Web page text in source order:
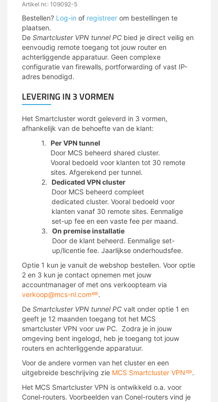
Artikel nr.: 109092-5
Bestellen? Log-in of registreer om bestellingen te
plaatsen.
De Smartcluster VPN tunnel PC bied je direct veilig en
eenvoudig remote toegang tot jouw router en
achterliggende apparatuur. Geen complexe
configuratie van firewalls, portforwarding of vast IP-
adres benodigd.
LEVERING IN 3 VORMEN
Het Smartcluster wordt geleverd in 3 vormen,
afhankelijk van de behoefte van de klant:
Per VPN tunnel
Door MCS beheerd shared cluster.
Vooral bedoeld voor klanten tot 30 remote
sites. Afgerekend per tunnel.
Dedicated VPN cluster
Door MCS beheerd compleet
dedicated cluster. Vooral bedoeld voor
klanten vanaf 30 remote sites. Eenmalige
set-up fee en een vaste fee per maand.
On premise installatie
Door de klant beheerd. Eenmalige set-
up/licentie fee. Jaarlijkse onderhoudsfee.
Optie 1 kun je vanuit de webshop bestellen. Voor optie
2 en 3 kun je contact opnemen met jouw
accountmanager of met ons verkoopteam via
verkoop@mcs-nl.com
.
De Smartcluster VPN tunnel PC valt onder optie 1 en
geeft je 12 maanden toegang tot het MCS
smartcluster VPN voor uw PC. Zodra je in jouw
omgeving bent ingelogd, heb je toegang tot jouw
routers en achterliggende apparatuur.
Voor de andere vormen van het cluster en een
uitgebreide beschrijving zie MCS Smartcluster VPN
.
Het MCS Smartcluster VPN is ontwikkeld o.a. voor
Conel-routers. Voorbeelden van Conel-routers vind je